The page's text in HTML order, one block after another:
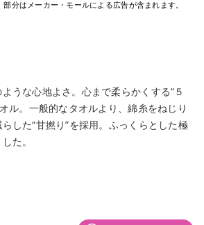
分はメーカー・モールによる広告が含まれます。
うな心地よさ。心まで柔らかくする“５
ル。一般的なタオルより、綿糸をねじり
した“甘撚り”を採用。ふっくらとした極
た。